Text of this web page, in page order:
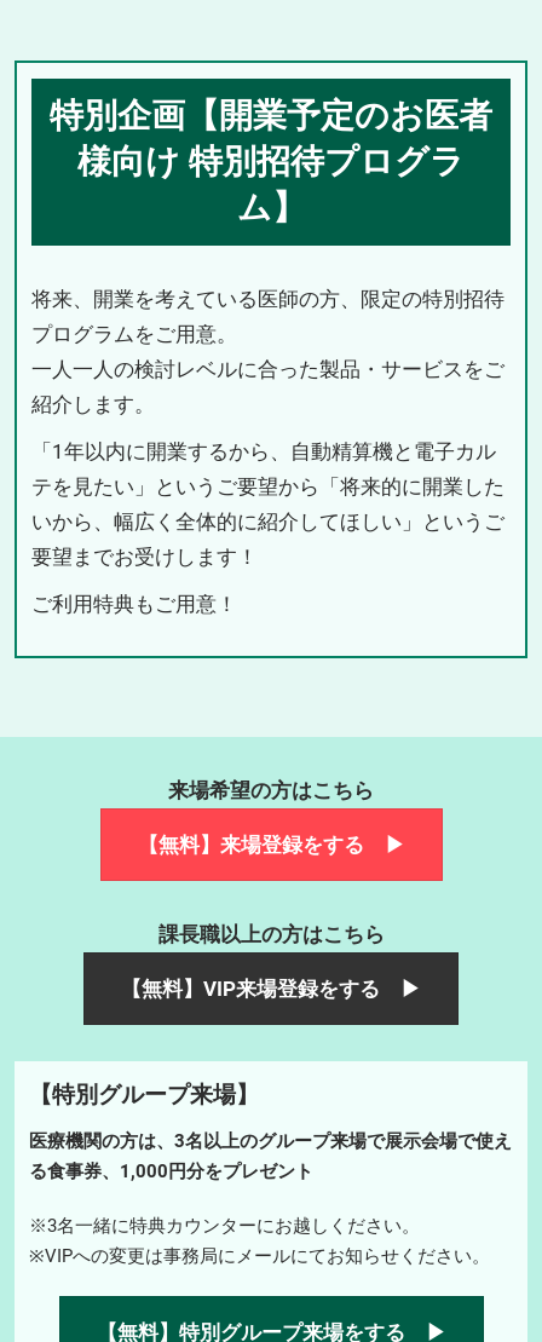
特別企画【開業予定のお医者
様向け 特別招待プログラ
ム】
将来、開業を考えている医師の方、限定の特別招待
プログラムをご用意。
一人一人の検討レベルに合った製品・サービスをご
紹介します。
「1年以内に開業するから、自動精算機と電子カル
テを見たい」というご要望から「将来的に開業した
いから、幅広く全体的に紹介してほしい」というご
要望までお受けします！
ご利用特典もご用意！
来場希望の方はこちら
【無料】来場登録をする ▶
課長職以上の方はこちら
【無料】VIP来場登録をする ▶
【特別グループ来場】
医療機関の方は、3名以上のグループ来場で展示会場で使え
る食事券、1,000円分をプレゼント
※3名一緒に特典カウンターにお越しください。
※VIPへの変更は事務局にメールにてお知らせください。
【無料】特別グループ来場をする ▶